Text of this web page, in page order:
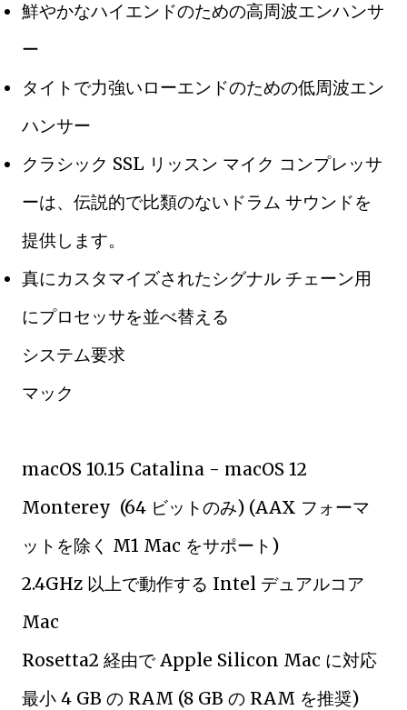
鮮やかなハイエンドのための高周波エンハンサ
ー
タイトで力強いローエンドのための低周波エン
ハンサー
クラシック SSL リッスン マイク コンプレッサ
ーは、伝説的で比類のないドラム サウンドを
提供します。
真にカスタマイズされたシグナル チェーン用
にプロセッサを並べ替える
システム要求
マック
macOS 10.15 Catalina - macOS 12
Monterey (64 ビットのみ) (AAX フォーマ
ットを除く M1 Mac をサポート)
2.4GHz 以上で動作する Intel デュアルコア
Mac
Rosetta2 経由で Apple Silicon Mac に対応
最小 4 GB の RAM (8 GB の RAM を推奨)